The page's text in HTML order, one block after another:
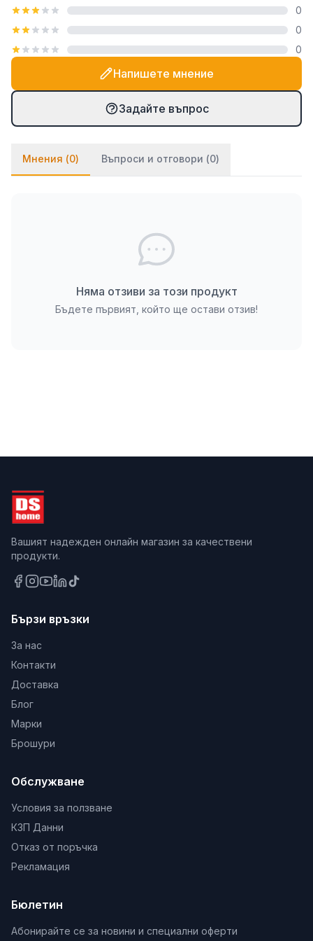
посредством закачалка тип "гребен", която е
включена в комплекта. При PVC паната частите
се монтират на стената посредством
двойнозалепващо се тиксо. Ако ще се монтират
върху стена с тапет, препоръчваме да използвате
и няколко капки лепило върху тиксото (всяко
бързозалепящо лепило като капчица, каноконлит
0
0
0
Напишете мнение
Задайте въпрос
Мнения (0) Въпроси и отговори (0)
Няма отзиви за този продукт
Бъдете първият, който ще остави отзив!
Вашият надежден онлайн магазин за качествени
продукти.
Бързи връзки
За нас
Контакти
Доставка
Блог
Марки
Брошури
Обслужване
Условия за ползване
КЗП Данни
Отказ от поръчка
Рекламация
Бюлетин
Абонирайте се за новини и специални оферти